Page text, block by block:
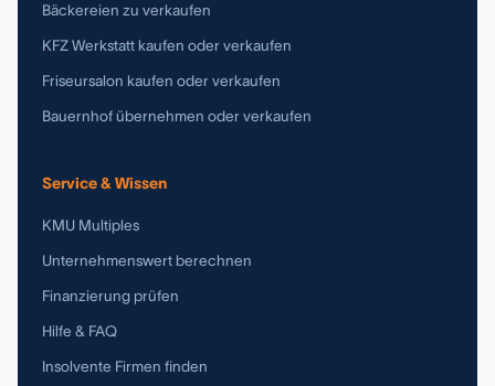
Bäckereien zu verkaufen
KFZ Werkstatt kaufen oder verkaufen
Friseursalon kaufen oder verkaufen
Bauernhof übernehmen oder verkaufen
Service & Wissen
KMU Multiples
Unternehmenswert berechnen
Finanzierung prüfen
Hilfe & FAQ
Insolvente Firmen finden